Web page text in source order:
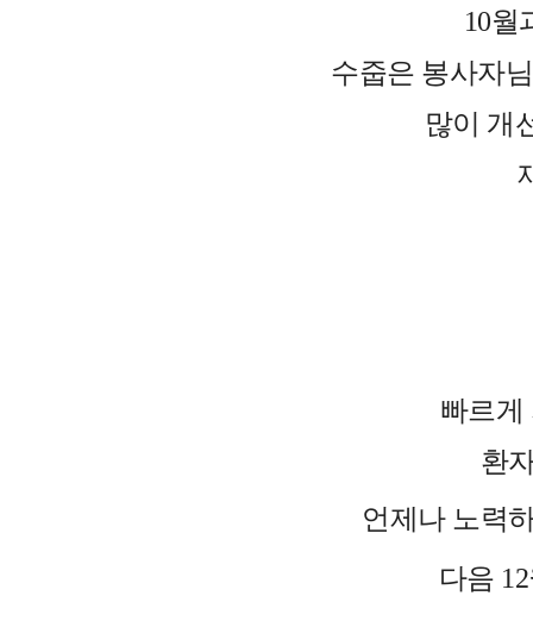
10월
수줍은 봉사자
많이 개
빠르게
환
언제나 노력
다음